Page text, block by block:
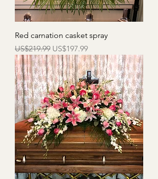
Red carnation casket spray
一般價格
US$219.99 促銷價格
US$197.99